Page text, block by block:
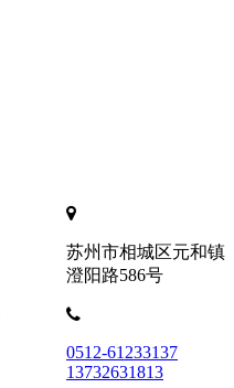
苏州市相城区元和镇
澄阳路586号
0512-61233137
13732631813